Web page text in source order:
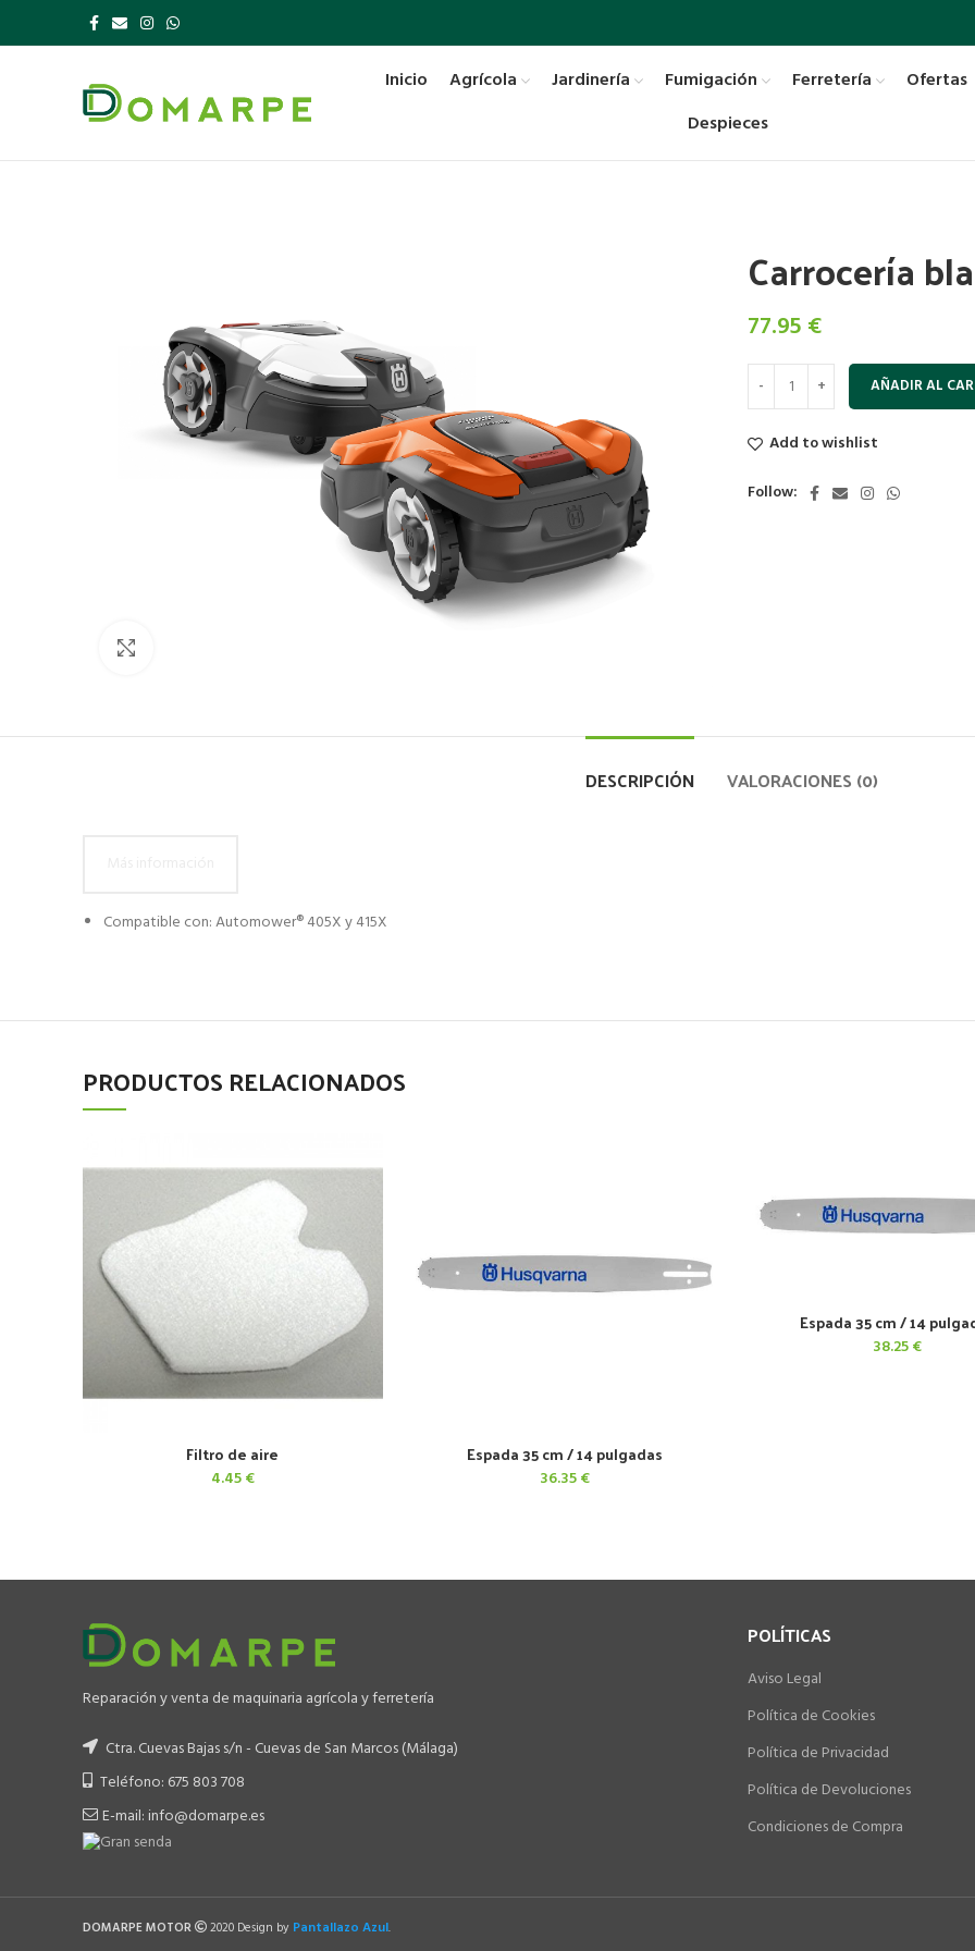
Inicio Agrícola Jardinería Fumigación Ferretería Ofertas
Despieces
Carrocería
77.95 €
AÑADIR AL
Add to wishlist
Follow:
DESCRIPCIÓN VALORACIONES (0)
Compatible con: Automower® 405X y 415X
PRODUCTOS RELACIONADOS
AÑADIR AL CARRITO
Filtro de aire
4.45€
AÑADIR AL CARRITO
Espada 35 cm / 14 pulgadas
36.35€
AÑADIR AL CARRITO
Espada 35 cm / 14
38.25€
Reparación y venta de maquinaria agrícola y ferretería
Ctra. Cuevas Bajas s/n - Cuevas de San Marcos (Málaga)
Teléfono: 675 803 708
E-mail: info@domarpe.es
POLÍTICAS
Aviso Legal
Política de Cookies
Política de Privacidad
Política de Devoluciones
Condiciones de Compra
DOMARPE MOTOR 2020 Design by Pantallazo Azul.